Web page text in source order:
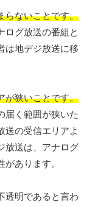
らないことです。
ログ放送の番組と
は地デジ放送に移
が狭いことです。
届く範囲が狭いた
送の受信エリアよ
放送は、アナログ
あります。
透明であると言わ